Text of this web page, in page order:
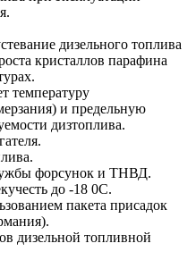
дизельного топлива
кристаллов парафина
температуру
и предельную
дизтоплива.
форсунок и ТНВД.
до -18 0С.
пакета присадок
дизельной топливной